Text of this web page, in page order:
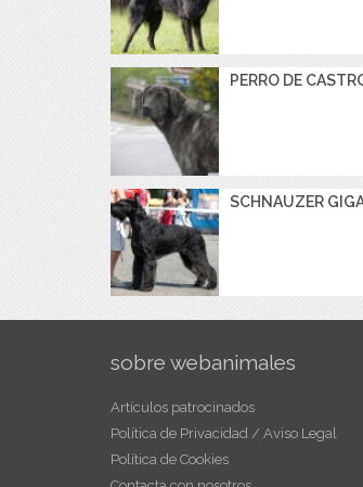
PERRO DE
SCHNAUZER
sobre webanimales
Artículos patrocinados
Política de Privacidad / Aviso Legal
Política de Cookies